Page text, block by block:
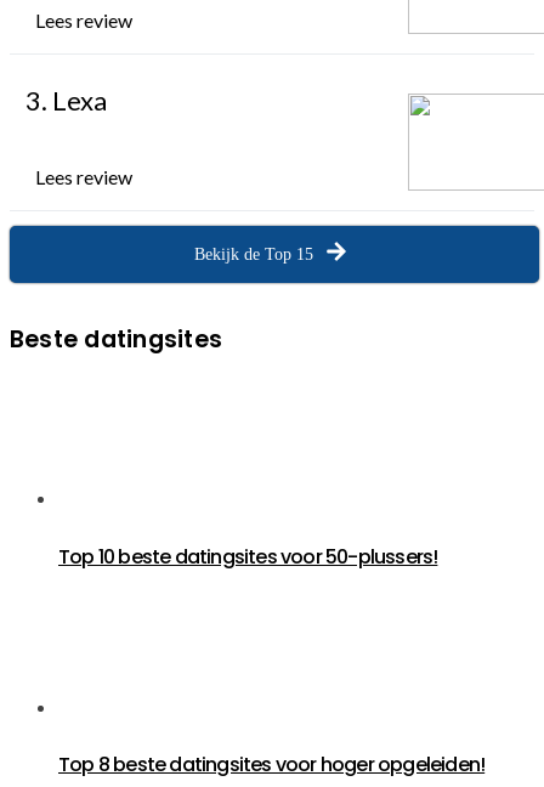
Lees review
3. Lexa
Lees review
Bekijk de Top 15
Beste datingsites
Top 10 beste datingsites voor 50-plussers!
Top 8 beste datingsites voor hoger opgeleiden!